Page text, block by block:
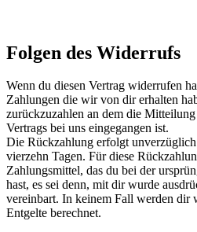
Folgen des Widerrufs
Wenn du diesen Vertrag widerrufen
Zahlungen die wir von dir erhalten
zurückzuzahlen an dem die
Vertrags bei uns eingegangen ist.
Die Rückzahlung erfolgt unverzüglich
vierzehn Tagen. Für diese
Zahlungsmittel, das du bei der
hast, es sei denn, mit dir wurde
vereinbart. In keinem Fall werden dir
Entgelte berechnet.